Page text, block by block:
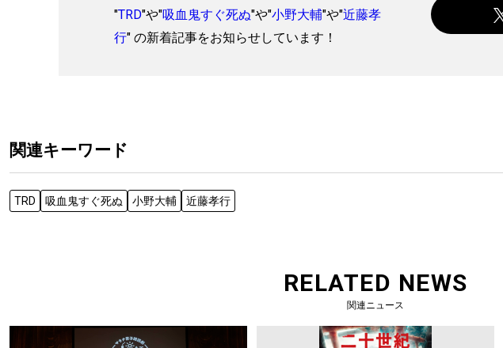
"TRD"や"吸血鬼すぐ死ぬ"や"小野大輔"や"近藤孝
行" の新着記事をお知らせしています！
関連キーワード
TRD 吸血鬼すぐ死ぬ 小野大輔 近藤孝行
RELATED NEWS
関連ニュース